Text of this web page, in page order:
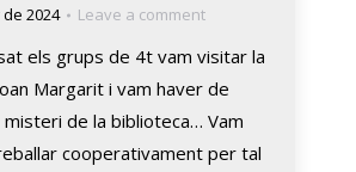
2024
Leave a comment
els grups de 4t vam visitar la
Margarit i vam haver de
de la biblioteca… Vam
cooperativament per tal